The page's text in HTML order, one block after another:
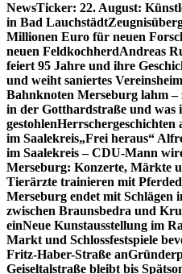
NewsTicker: 22. August:
in Bad Lauchstädt
Millionen Euro für neuen
neuen FeldkochherdAndreas
feiert 95 Jahre und ihre
und weiht saniertes
Bahnknoten Merseburg lahm
in der Gotthardstraße und was
gestohlen
im Saalekreis„Frei heraus“
im Saalekreis – CDU-Mann
Merseburg: Konzerte, Märkte
Tierärzte trainieren mit
Merseburg endet mit Schlägen
zwischen Braunsbedra und
einNeue Kunstausstellung im
Markt und Schlossfestspiele
Fritz-Haber-Straße an
Geiseltalstraße bleibt bis